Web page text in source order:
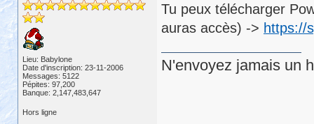
Lieu: Babylone
Date d'inscription: 23-11-2006
Messages: 5122
Pépites: 97,200
Banque: 2,147,483,647
Tu peux télécharger
auras accès) -> https://
N'envoyez jamais un
Hors ligne